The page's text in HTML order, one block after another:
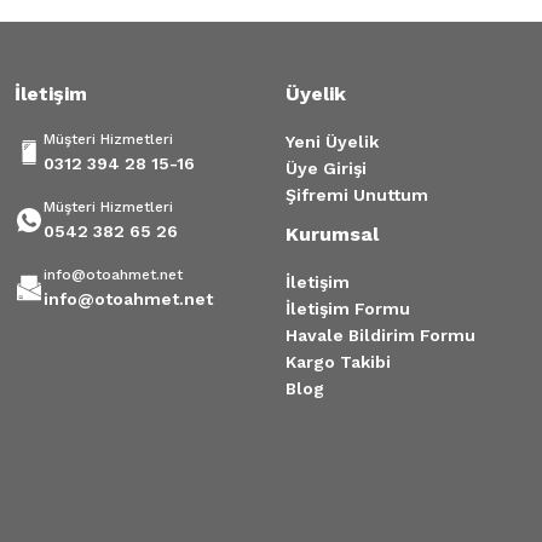
İletişim
Müşteri Hizmetleri
0312 394 28 15-16
Müşteri Hizmetleri
0542 382 65 26
info@otoahmet.net
info@otoahmet.net
Üyelik
Yeni Üyelik
Üye Girişi
Şifremi Unuttum
Kurumsal
İletişim
İletişim Formu
Havale Bildirim Formu
Kargo Takibi
Blog